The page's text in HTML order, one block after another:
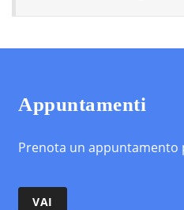
Appuntamenti
Prenota un appuntamento
VAI